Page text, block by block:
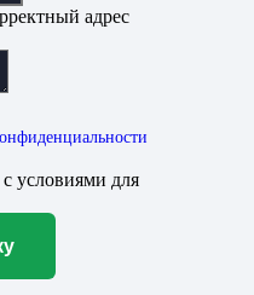
адрес
условиями для